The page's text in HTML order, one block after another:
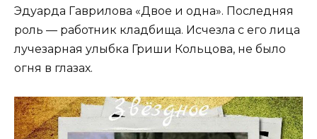
Эдуарда Гаврилова «Двое и одна». Последняя
роль — работник кладбища. Исчезла с его лица
лучезарная улыбка Гриши Кольцова, не было
огня в глазах.